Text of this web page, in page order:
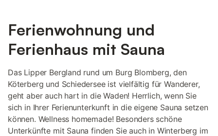
Ferienwohnung und
Ferienhaus mit Sauna
Das Lipper Bergland rund um Burg Blomberg, den
Köterberg und Schiedersee ist vielfältig für Wanderer,
geht aber auch hart in die Waden! Herrlich, wenn Sie
sich in Ihrer Ferienunterkunft in die eigene Sauna setzen
können. Wellness homemade! Besonders schöne
Unterkünfte mit Sauna finden Sie auch in Winterberg im